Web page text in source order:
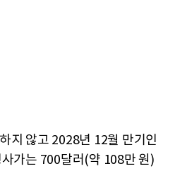
지 않고 2028년 12월 만기인
가는 700달러(약 108만 원)